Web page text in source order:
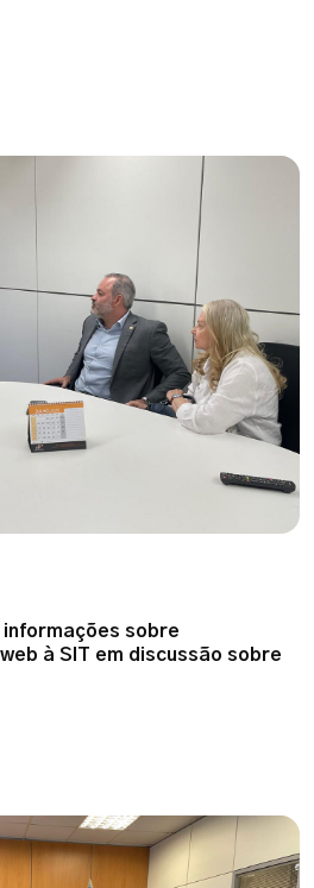
informações sobre
à SIT em discussão sobre